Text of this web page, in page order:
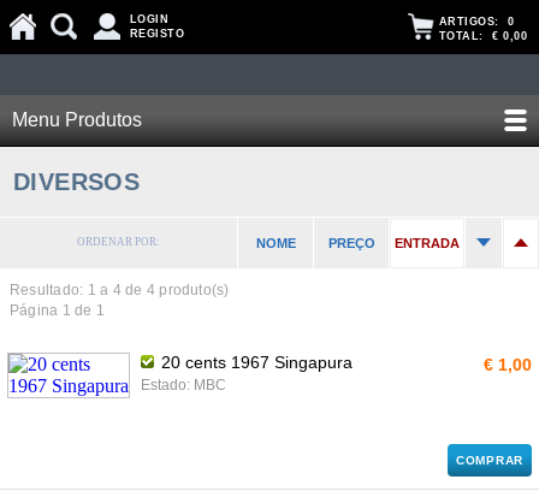
LOGIN
REGISTO
ARTIGOS: 0
TOTAL: € 0,00
Menu Produtos
DIVERSOS
ORDENAR POR: NOME PREÇO ENTRADA
Resultado: 1 a 4de 4 produto(s)
Página 1 de 1
20 cents 1967 Singapura
Estado: MBC
€ 1,00
COMPRAR